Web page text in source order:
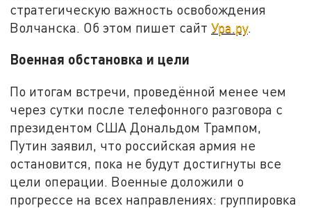
стратегическую важность освобождения
Волчанска. Об этом пишет сайтУра.ру.
Военная обстановка и цели
По итогам встречи, проведённой менее чем
через сутки после телефонного разговора с
президентом США Дональдом Трампом,
Путин заявил, что российская армия не
остановится, пока не будут достигнуты все
цели операции. Военные доложили о
прогрессе на всех направлениях: группировка